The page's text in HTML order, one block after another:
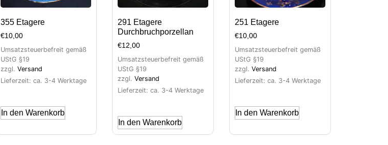
355 Etagere
€10,00
Umsatzsteuerbefreit gemäß
UStG §19
zzgl. Versand
Lieferzeit: ca. 3-4 Werktage
In den Warenkorb
291 Etagere
Durchbruchporzellan
€12,00
Umsatzsteuerbefreit gemäß
UStG §19
zzgl. Versand
Lieferzeit: ca. 3-4 Werktage
In den Warenkorb
251 Etagere
€10,00
Umsatzsteuerbefreit gemäß
UStG §19
zzgl. Versand
Lieferzeit: ca. 3-4 Werktage
In den Warenkorb